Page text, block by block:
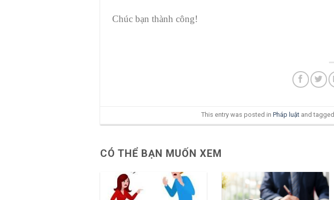
Chúc bạn thành công!
This entry was posted in Pháp luậtand tagged
CÓ THỂ BẠN MUỐN XEM